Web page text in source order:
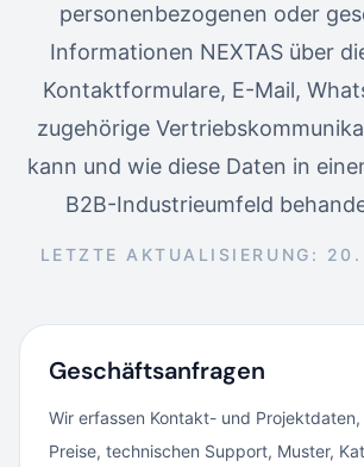
personenbezogenen oder
Informationen NEXTAS über
Kontaktformulare, E-Mail,
zugehörige
kann und wie diese Daten in
B2B-Industrieumfeld
LETZTE AKTUALISIERUNG:
Geschäftsanfragen
Wir erfassen Kontakt- und Projektdaten,
Preise, technischen Support, Muster,